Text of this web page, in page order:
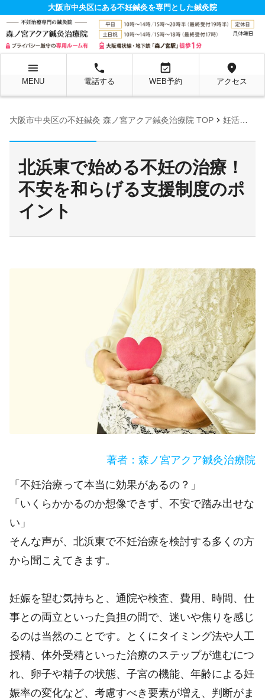
大阪市中央区にある不妊鍼灸を専門とした鍼灸院
menu
MENU
local_phone
電話する
event_available
WEB予約
location_on
アクセス
大阪市中央区の不妊鍼灸 森ノ宮アクア鍼灸治療院 TOP chevron_right 妊活お役立ち情報ページ
北浜東で始める不妊の治療！
不安を和らげる支援制度のポ
イント
著者：森ノ宮アクア鍼灸治療院
「不妊治療って本当に効果があるの？」
「いくらかかるのか想像できず、不安で踏み出せな
い」
そんな声が、北浜東で不妊治療を検討する多くの方
から聞こえてきます。
妊娠を望む気持ちと、通院や検査、費用、時間、仕
事との両立といった負担の間で、迷いや焦りを感じ
るのは当然のことです。とくにタイミング法や人工
授精、体外受精といった治療のステップが進むにつ
れ、卵子や精子の状態、子宮の機能、年齢による妊
娠率の変化など、考慮すべき要素が増え、判断がま